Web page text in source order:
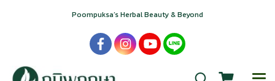
Poompuksa’s Herbal Beauty & Beyond